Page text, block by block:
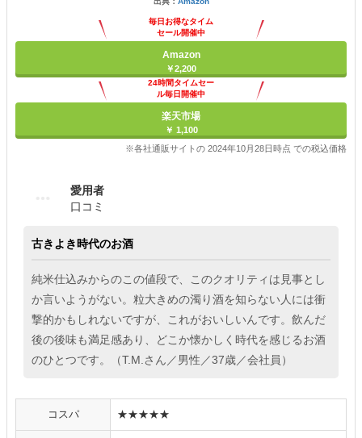
毎日お得なタイム
セール開催中
Amazon
￥2,200
24時間タイムセー
ル毎日開催中
楽天市場
￥ 1,100
※各社通販サイトの 2024年10月28日時点 での税込価格
愛用者
口コミ
古きよき時代のお酒
純米仕込みからのこの値段で、このクオリティは見事とし
か言いようがない。粒大きめの濁り酒を知らない人には衝
撃的かもしれないですが、これがおいしいんです。飲んだ
後の後味も満足感あり、どこか懐かしく時代を感じるお酒
のひとつです。（T.M.さん／男性／37歳／会社員）
コスパ ★★★★★